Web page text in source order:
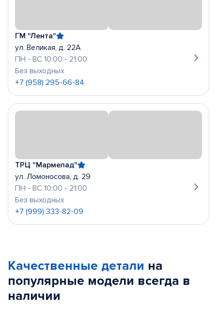
ГМ "Лента"
ул. Великая, д. 22А
ПН - ВС 10:00 - 21:00
Без выходных
+7 (958) 295-66-84
ТРЦ "Мармелад"
ул. Ломоносова, д. 29
ПН - ВС 10:00 - 21:00
Без выходных
+7 (999) 333-82-09
Качественные детали на
популярные модели всегда в
наличии